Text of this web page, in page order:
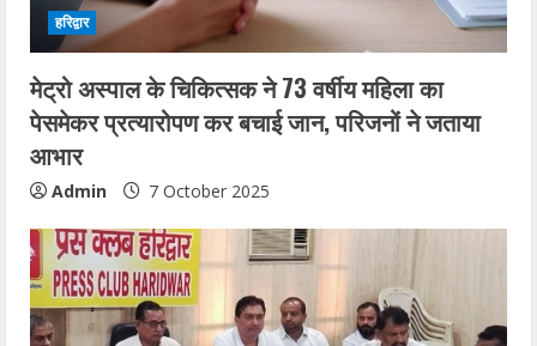
हरिद्वार
मेट्रो अस्पाल के चिकित्सक ने 73 वर्षीय महिला का
पेसमेकर प्रत्यारोपण कर बचाई जान, परिजनों ने जताया
आभार
Admin 7 October 2025